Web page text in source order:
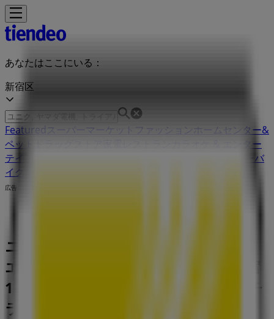
あなたはここにいる：
新宿区
Featured スーパーマーケット ファッション ホームセンター&
ペット
カラオケ & エンター
テイメント
車&モーターバ
イク
広告
ニコン 東京都新宿区西新宿1-6-1 新宿
エルタワー28階 | 東京都新宿区西新宿
1-6-1 新宿エルタワー28階, 新宿区：チ
ラシと営業時間、電話番号